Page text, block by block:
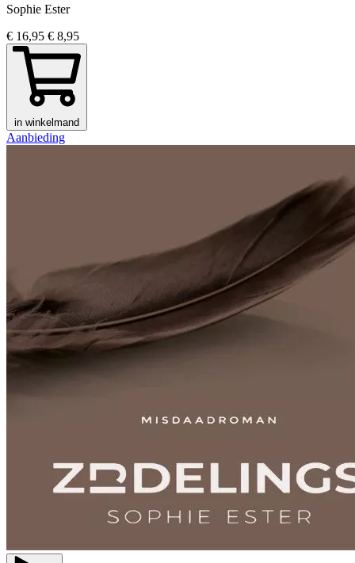
Sophie Ester
€ 16,95 € 8,95
in winkelmand
Aanbieding